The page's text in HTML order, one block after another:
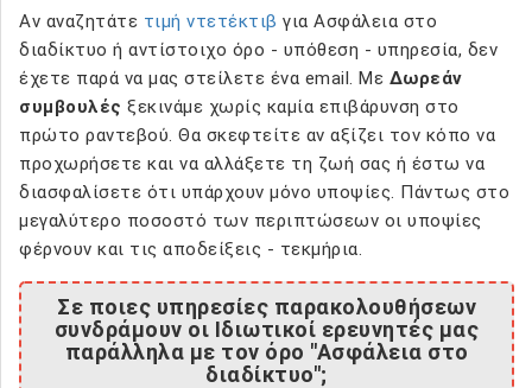
Αν αναζητάτε τιμή ντετέκτιβ για Ασφάλεια στο
διαδίκτυο ή αντίστοιχο όρο - υπόθεση - υπηρεσία, δεν
έχετε παρά να μας στείλετε ένα email. Με Δωρεάν
συμβουλές ξεκινάμε χωρίς καμία επιβάρυνση στο
πρώτο ραντεβού. Θα σκεφτείτε αν αξίζει τον κόπο να
προχωρήσετε και να αλλάξετε τη ζωή σας ή έστω να
διασφαλίσετε ότι υπάρχουν μόνο υποψίες. Πάντως στο
μεγαλύτερο ποσοστό των περιπτώσεων οι υποψίες
φέρνουν και τις αποδείξεις - τεκμήρια.
Σε ποιες υπηρεσίες παρακολουθήσεων
συνδράμουν οι Ιδιωτικοί ερευνητές μας
παράλληλα με τον όρο "Ασφάλεια στο
διαδίκτυο";